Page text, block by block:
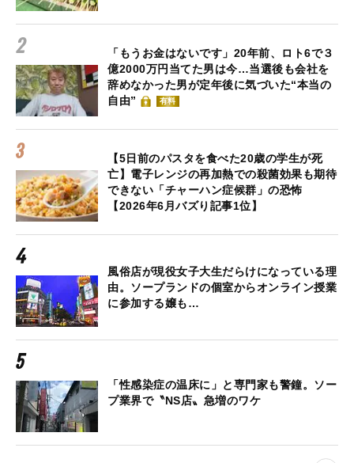
「もうお金はないです」20年前、ロト6で３
億2000万円当てた男は今…当選後も会社を
辞めなかった男が定年後に気づいた“本当の
自由”
有料
【5日前のパスタを食べた20歳の学生が死
亡】電子レンジの再加熱での殺菌効果も期待
できない「チャーハン症候群」の恐怖
【2026年6月バズり記事1位】
風俗店が現役女子大生だらけになっている理
由。ソープランドの個室からオンライン授業
に参加する嬢も…
「性感染症の温床に」と専門家も警鐘。ソー
プ業界で〝NS店〟急増のワケ